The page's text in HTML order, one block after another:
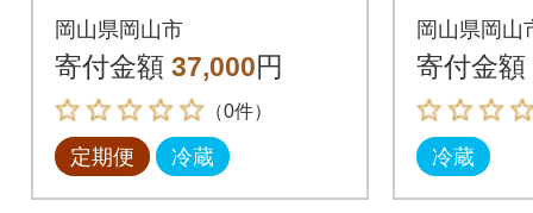
定期便 シャインマス
カット晴王 1房 約600
g全2回
岡山県岡山市
寄付金額 37,000円
（0件）
定期便 冷蔵
ジュエ
ン20粒
～10月
岡山県岡山
寄付金額
冷蔵